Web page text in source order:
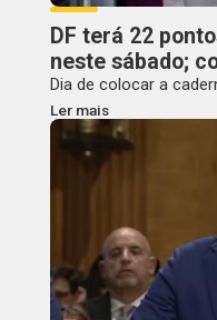
DF terá 22
neste sábado;
Dia de colocar a
Ler mais